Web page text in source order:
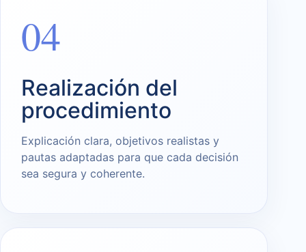
04
Realización del
procedimiento
Explicación clara, objetivos realistas y
pautas adaptadas para que cada decisión
sea segura y coherente.